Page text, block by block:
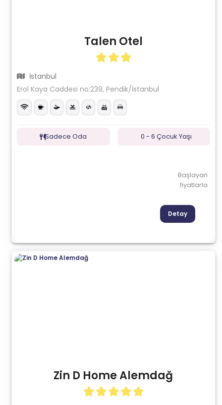
Talen Otel
İstanbul
Erol Kaya Caddesi no:239, Pendik/İstanbul
Sadece Oda 0 - 6 Çocuk Yaşı
Başlayan
fiyatlarla
Detay
Zin D Home Alemdağ